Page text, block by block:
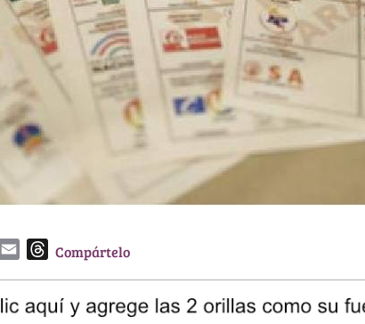
T
e
Compártelo